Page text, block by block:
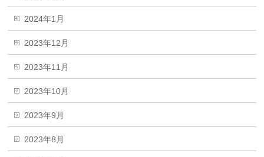
2024年1月
2023年12月
2023年11月
2023年10月
2023年9月
2023年8月